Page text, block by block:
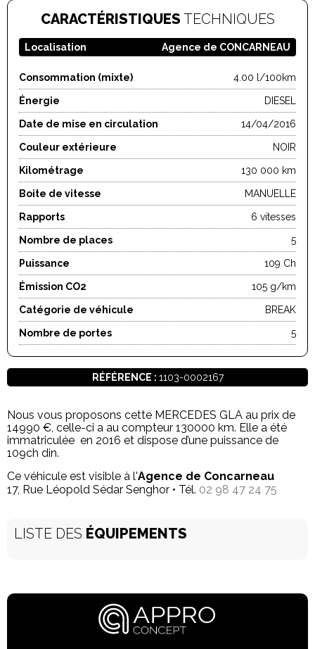
CARACTÉRISTIQUES TECHNIQUES
Localisation Agence de CONCARNEAU
Consommation (mixte) 4.00 l/100km
Énergie DIESEL
Date de mise en circulation 14/04/2016
Couleur extérieure NOIR
Kilométrage 130 000 km
Boite de vitesse MANUELLE
Rapports 6 vitesses
Nombre de places 5
Puissance 109 Ch
Émission CO2 105 g/km
Catégorie de véhicule BREAK
Nombre de portes 5
RÉFÉRENCE : 1103-0002167
Nous vous proposons cette MERCEDES GLA au prix de
14990 €, celle-ci a au compteur 130000 km. Elle a été
immatriculée en 2016 et dispose d’une puissance de
109ch din.
Ce véhicule est visible à l'Agence de Concarneau
17, Rue Léopold Sédar Senghor • Tél. 02 98 47 24 75
LISTE DES ÉQUIPEMENTS